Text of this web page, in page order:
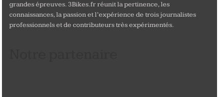
grandes épreuves. 3Bikes.fr réunit la pertinence, les
connaissances, la passion et l’expérience de trois journalistes
professionnels et de contributeurs très expérimentés.